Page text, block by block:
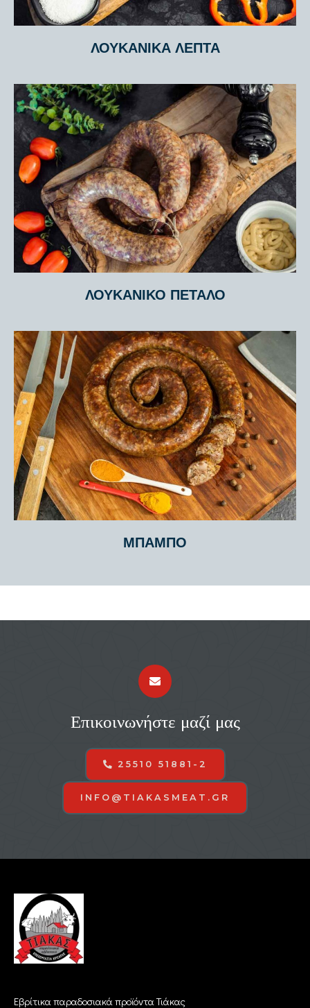
ΛΟΥΚΆΝΙΚΑ ΛΕΠΤΆ
ΛΟΥΚΆΝΙΚΟ ΠΈΤΑΛΟ
ΜΠΆΜΠΟ
Επικοινωνήστε μαζί μας
25510 51881-2
INFO@TIAKASMEAT.GR
Εβρίτικα παραδοσιακά προϊόντα Τιάκας